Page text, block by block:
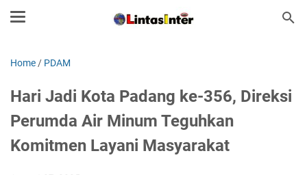
Home / PDAM
Hari Jadi Kota Padang ke-356, Direksi
Perumda Air Minum Teguhkan
Komitmen Layani Masyarakat